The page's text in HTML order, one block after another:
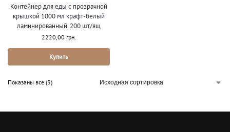
Контейнер для еды с прозрачной
крышкой 1000 мл крафт-белый
ламинированный. 200 шт/ящ
2220,00 грн.
Купить
Показаны все (3)